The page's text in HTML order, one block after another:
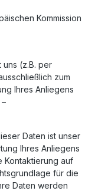
Kommission
uns (z.B. per
zum
Ihres Anliegens
Daten ist unser
Ihres Anliegens
Kontaktierung auf
für die
Daten werden